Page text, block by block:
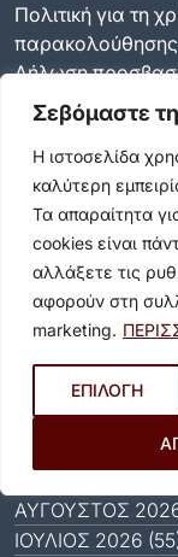
Σεβόμαστε
Η ιστοσελίδα
καλύτερη
Τα απαραίτητα
cookies είναι
αλλάξετε τις
αφορούν στη
marketing.
ΕΠΙΛΟΓΗ
Πολιτική για τη
παρακολούθησης
Δήλωση
Ρυθμίσεις
Newsletter
Εγγραφείτε και
newsletter του
όλα όσα
Αποδέχομαι
Social Media
Αρχείο
ΑΎΓΟΥΣΤΟΣ
ΙΟΎΛΙΟΣ 2026